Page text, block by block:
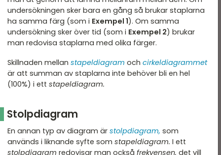
undersökningen sker bara en gång så brukar staplarna
ha samma färg (som i Exempel 1). Om samma
undersökning sker över tid (som i Exempel 2) brukar
man redovisa staplarna med olika färger.
Skillnaden mellan stapeldiagram och cirkeldiagrammet
är att summan av staplarna inte behöver bli en hel
(100%) i ett stapeldiagram.
Stolpdiagram
En annan typ av diagram är stolpdiagram, som
används i liknande syfte som stapeldiagram. I ett
stolpdiagram redovisar man också frekvensen, det vill